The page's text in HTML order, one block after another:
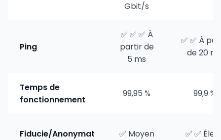
Gbit/s
Ping
✅ ✅ ✅ À
partir de
5 ms
✅ ✅ À
de 20
Temps de
fonctionnement
99,95 % 99,9 %
Fiducie/Anonymat ✅ Moyen ✅ ✅